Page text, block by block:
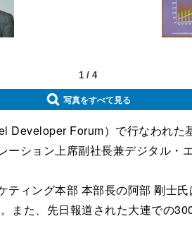
1 / 4
写真をすべて見る
Forum）で行なわれた
ション上席副社長兼デジタル・
ィング本部 本部長の阿部 剛士
た、先日報道された大連での